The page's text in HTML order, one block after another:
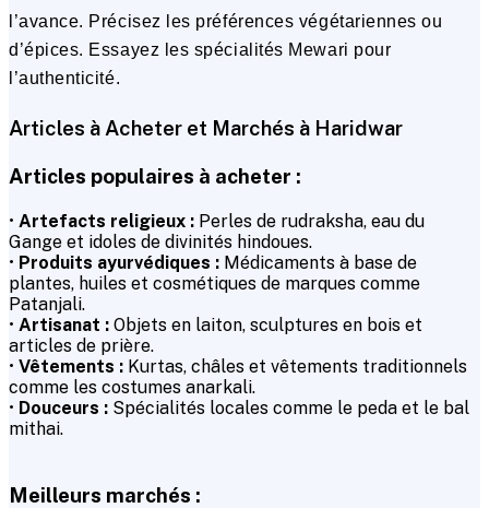
l’avance. Précisez les préférences végétariennes ou
d’épices. Essayez les spécialités Mewari pour
l’authenticité.
Articles à Acheter et Marchés à Haridwar
Articles populaires à acheter :
• Artefacts religieux : Perles de rudraksha, eau du
Gange et idoles de divinités hindoues.
• Produits ayurvédiques : Médicaments à base de
plantes, huiles et cosmétiques de marques comme
Patanjali.
• Artisanat : Objets en laiton, sculptures en bois et
articles de prière.
• Vêtements : Kurtas, châles et vêtements traditionnels
comme les costumes anarkali.
• Douceurs : Spécialités locales comme le peda et le bal
mithai.
Meilleurs marchés :